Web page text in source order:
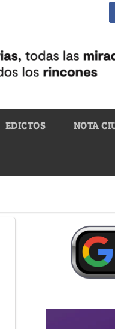
EDICTOS NOTA